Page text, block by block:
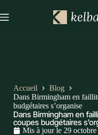
Accueil
Blog
Dans Birmingham en
budgétaires s’organise
Dans Birmingham en
coupes budgétaires
Mis à jour le 29